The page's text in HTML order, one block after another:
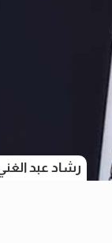
رشاد عبد